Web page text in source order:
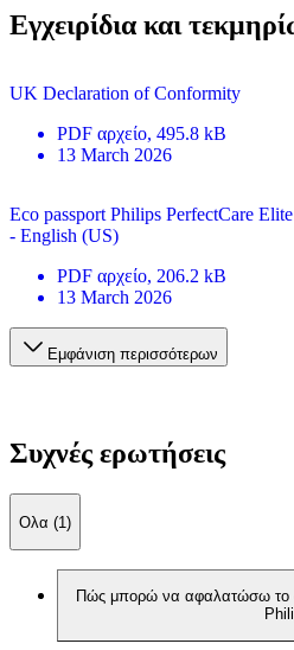
Εγχειρίδια και
UK Declaration of Conformity
PDF αρχείο, 495.8 kB
13 March 2026
Eco passport Philips PerfectCare
- English (US)
PDF αρχείο, 206.2 kB
13 March 2026
Εμφάνιση περισσότερων
Συχνές ερωτήσεις
Ολα (1)
Πώς μπορώ να αφαλατώσω το